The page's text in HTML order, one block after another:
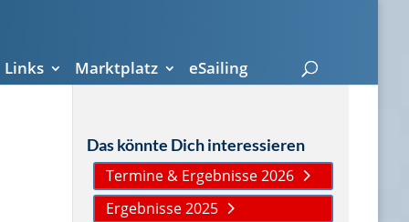
Links Marktplatz eSailing
Das könnte Dich interessieren
Termine & Ergebnisse 2026
Ergebnisse 2025